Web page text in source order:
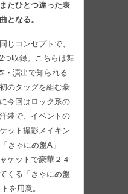
たひとつ違った表
となる。
じコンセプトで、
つ収録。こちらは舞
・演出で知られる
のタッグを組む豪
今回はロック系の
装で、イベントの
ット撮影メイキン
きゃにめ盤A」
ケットで豪華２４
くる「きゃにめ盤
を用意。